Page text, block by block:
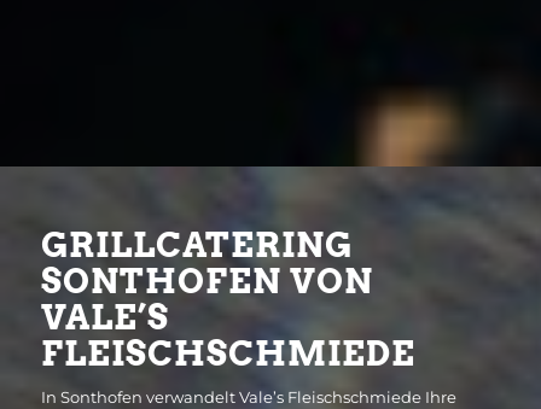
GRILLCATERING
SONTHOFEN VON
VALE’S
FLEISCHSCHMIEDE
In Sonthofen verwandelt Vale’s Fleischschmiede Ihre